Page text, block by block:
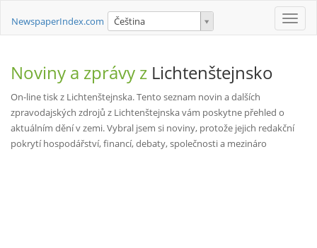
Toggle
NewspaperIndex.com Čeština
Noviny a zprávy z Lichtenštejnsko
On-line tisk z Lichtenštejnska. Tento seznam novin a dalších
zpravodajských zdrojů z Lichtenštejnska vám poskytne přehled o
aktuálním dění v zemi. Vybral jsem si noviny, protože jejich redakční
pokrytí hospodářství, financí, debaty, společnosti a mezináro